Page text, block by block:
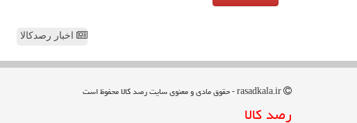
اخبار رصدکالا
رصد كالا